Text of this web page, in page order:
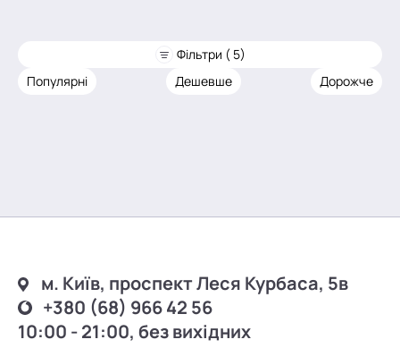
Фільтри ( 5)
Популярні
Дешевше Дорожче
м. Київ, проспект Леся Курбаса, 5в
+380 (68) 966 42 56
10:00 - 21:00, без вихідних